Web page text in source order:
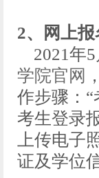
2、网上报
2021年5
学院官网
作步骤：
考生登录
上传电子
证及学位